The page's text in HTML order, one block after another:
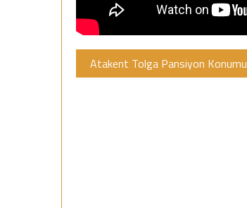
Atakent Tolga Pansiyon Konumu